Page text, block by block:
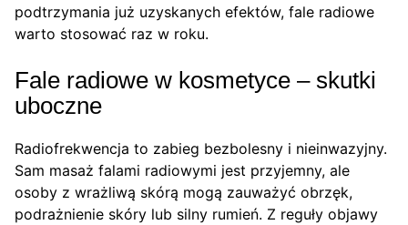
podtrzymania już uzyskanych efektów, fale radiowe
warto stosować raz w roku.
Fale radiowe w kosmetyce – skutki
uboczne
Radiofrekwencja to zabieg bezbolesny i nieinwazyjny.
Sam masaż falami radiowymi jest przyjemny, ale
osoby z wrażliwą skórą mogą zauważyć obrzęk,
podrażnienie skóry lub silny rumień. Z reguły objawy